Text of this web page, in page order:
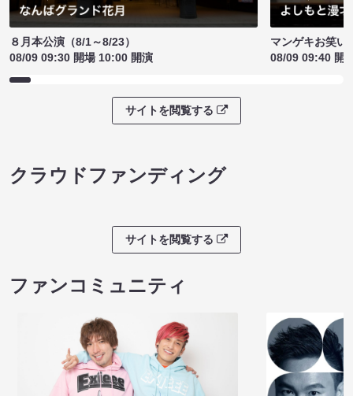
８月本公演（8/1～8/23）
08/09 09:30 開場 10:00 開演
マンゲキお笑い
08/09 09:40 開
サイトを閲覧する
クラウドファンディング
サイトを閲覧する
ファンコミュニティ